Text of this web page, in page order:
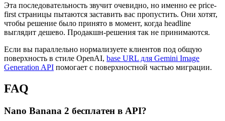
Эта последовательность звучит очевидно, но именно ее price-
first страницы пытаются заставить вас пропустить. Они хотят,
чтобы решение было принято в момент, когда headline
выглядит дешево. Продакшн-решения так не принимаются.
Если вы параллельно нормализуете клиентов под общую
поверхность в стиле OpenAI, base URL для Gemini Image
Generation API помогает с поверхностной частью миграции.
FAQ
Nano Banana 2 бесплатен в API?